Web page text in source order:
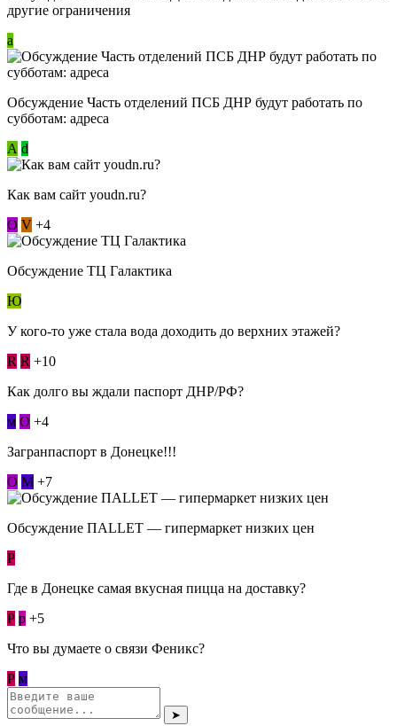
другие ограничения
a
Обсуждение Часть отделений ПСБ ДНР будут работать по
субботам: адреса
А d
Как вам сайт youdn.ru?
О V +4
Обсуждение ТЦ Галактика
Ю
У кого-то уже стала вода доходить до верхних этажей?
R R +10
Как долго вы ждали паспорт ДНР/РФ?
м О +4
Загранпаспорт в Донецке!!!
О М +7
Обсуждение ПАLLЕТ — гипермаркет низких цен
Р
Где в Донецке самая вкусная пицца на доставку?
Р p +5
Что вы думаете о связи Феникс?
Р м
➤